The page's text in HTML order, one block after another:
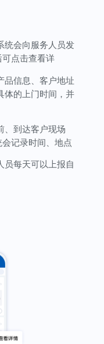
统会向服务人员发
点击查看详
品信息、客户地址
体的上门时间，并
、到达客户现场
记录时间、地点
员每天可以上报自